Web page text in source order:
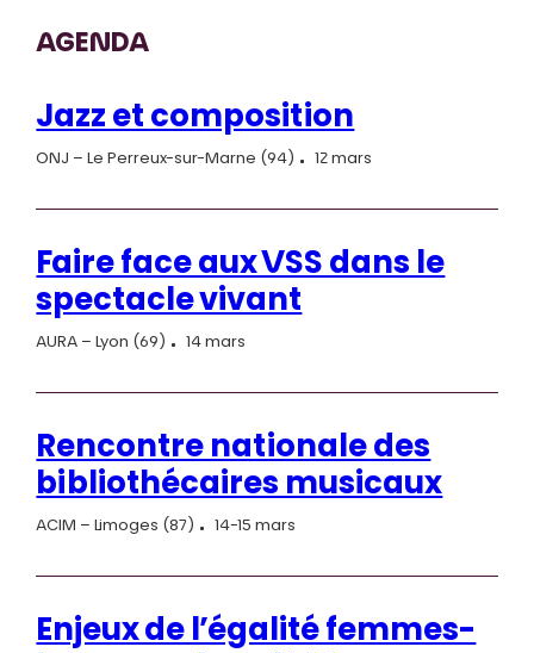
AGENDA
Jazz et composition
ONJ – Le Perreux-sur-Marne (94) 12 mars
Faire face aux VSS dans le
spectacle vivant
AURA – Lyon (69) 14 mars
Rencontre nationale des
bibliothécaires musicaux
ACIM – Limoges (87) 14-15 mars
Enjeux de l’égalité femmes-